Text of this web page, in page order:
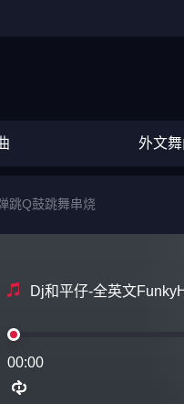
外文
跳Q鼓跳舞串烧
Dj和平仔-全英文
00:00